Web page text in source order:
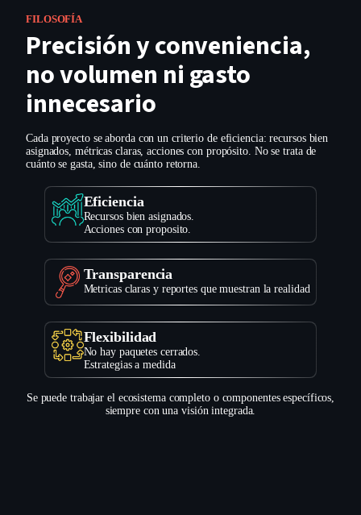
FILOSOFÍA
Precisión y conveniencia,
no volumen ni gasto
innecesario
Cada proyecto se aborda con un criterio de eficiencia: recursos bien
asignados, métricas claras, acciones con propósito. No se trata de
cuánto se gasta, sino de cuánto retorna.
Eficiencia
Recursos bien asignados.
Acciones con proposito.
Transparencia
Metricas claras y reportes que muestran la realidad
Flexibilidad
No hay paquetes cerrados.
Estrategias a medida
Se puede trabajar el ecosistema completo o componentes específicos,
siempre con una visión integrada.